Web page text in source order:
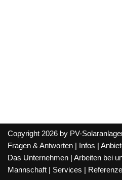
Copyright 2026 by PV-
Fragen & Antworten | Infos |
Das Unternehmen | Arbeiten bei
Mannschaft | Services |